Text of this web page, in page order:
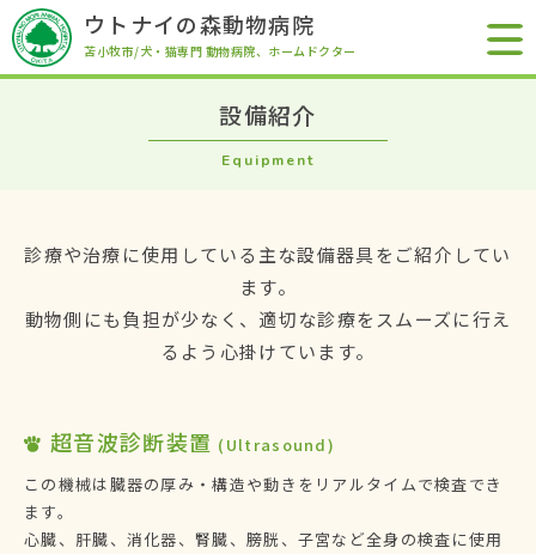
ウトナイの森動物病院
苫小牧市/犬・猫専門 動物病院、ホームドクター
設備紹介
Equipment
診療や治療に使用している主な設備器具をご紹介してい
ます。
動物側にも負担が少なく、適切な診療をスムーズに行え
るよう心掛けています。
超音波診断装置 (Ultrasound)
この機械は臓器の厚み・構造や動きをリアルタイムで検査でき
ます。
心臓、肝臓、消化器、腎臓、膀胱、子宮など全身の検査に使用